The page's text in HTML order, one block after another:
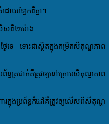
ដោយឡែកពីគ្នា។
លើសពី២ម៉ោង
ៃទេ ទោះជាស្ថិតក្នុងកម្រិតសីតុណ្ហភាព
ព័ន្ធត្រជាក់គឺត្រូវឲ្យនៅក្រោមសីតុណ្ហភាព​
ក្នុងប្រព័ន្ធកំដៅគឺត្រូវឲ្យលើសពីសីតុណ្ហ